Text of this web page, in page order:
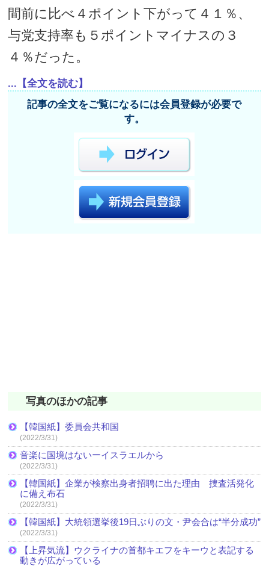
間前に比べ４ポイント下がって４１％、
与党支持率も５ポイントマイナスの３
４％だった。
...【全文を読む】
記事の全文をご覧になるには会員登録が必要で
す。
写真のほかの記事
【韓国紙】委員会共和国
(2022/3/31)
音楽に国境はないーイスラエルから
(2022/3/31)
【韓国紙】企業が検察出身者招聘に出た理由 捜査活発化
に備え布石
(2022/3/31)
【韓国紙】大統領選挙後19日ぶりの文・尹会合は“半分成功”
(2022/3/31)
【上昇気流】ウクライナの首都キエフをキーウと表記する
動きが広がっている